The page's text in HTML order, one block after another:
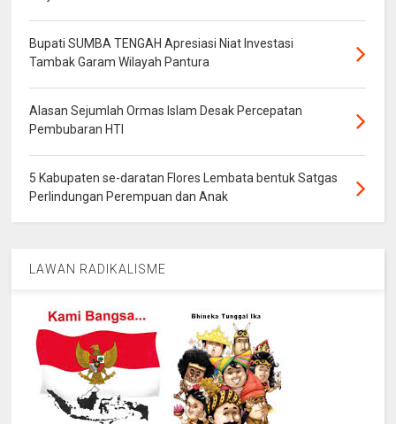
Bupati SUMBA TENGAH Apresiasi Niat Investasi
Tambak Garam Wilayah Pantura
Alasan Sejumlah Ormas Islam Desak Percepatan
Pembubaran HTI
5 Kabupaten se-daratan Flores Lembata bentuk Satgas
Perlindungan Perempuan dan Anak
LAWAN RADIKALISME